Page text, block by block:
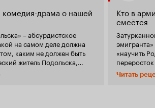
комедия-драма о нашей
– абсурдистское
на самом деле должна
каким не должен быть
житель Подольска,
другого города
Родины. Известная фраза
Кто в
смеётся
«научить
Если
Читать